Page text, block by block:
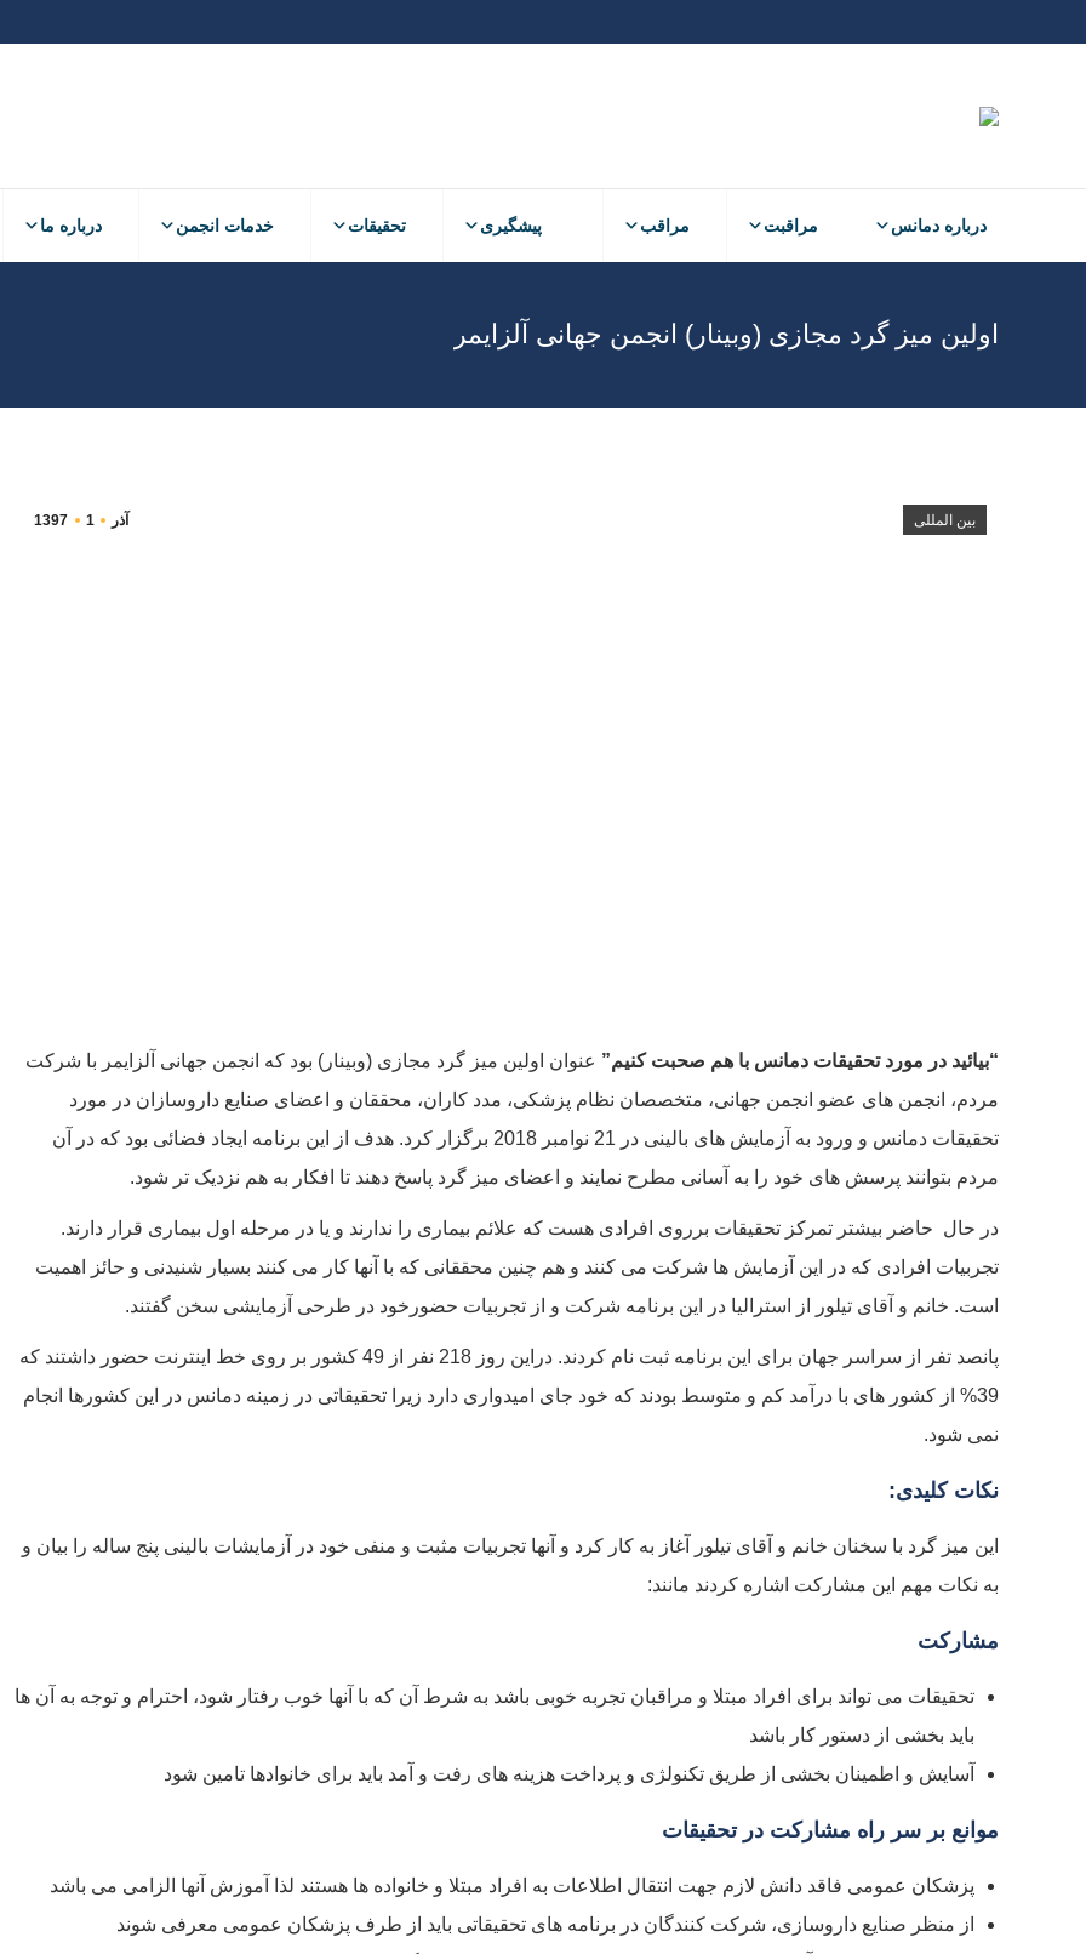
درباره دمانس مراقبت پیشگیری مراقب تحقیقات خدمات انجمن درباره ما
اولین میز گرد مجازی (وبینار) انجمن جهانی آلزایمر
آذر 1
1397 بین المللی
“بیائید در مورد تحقیقات دمانس با هم صحبت کنیم” عنوان اولین میز گرد مجازی (وبینار) بود که انجمن جهانی آلزایمر با شرکت
مردم، انجمن های عضو انجمن جهانی، متخصصان نظام پزشکی، مدد کاران، محققان و اعضای صنایع داروسازان در مورد
تحقیقات دمانس و ورود به آزمایش های بالینی در 21 نوامبر 2018 برگزار کرد. هدف از این برنامه ایجاد فضائی بود که در آن
مردم بتوانند پرسش های خود را به آسانی مطرح نمایند و اعضای میز گرد پاسخ دهند تا افکار به هم نزدیک تر شود.
در حال حاضر بیشتر تمرکز تحقیقات برروی افرادی هست که علائم بیماری را ندارند و یا در مرحله اول بیماری قرار دارند.
تجربیات افرادی که در این آزمایش ها شرکت می کنند و هم چنین محققانی که با آنها کار می کنند بسیار شنیدنی و حائز اهمیت
است. خانم و آقای تیلور از استرالیا در این برنامه شرکت و از تجربیات حضورخود در طرحی آزمایشی سخن گفتند.
پانصد تفر از سراسر جهان برای این برنامه ثبت نام کردند. دراین روز 218 نفر از 49 کشور بر روی خط اینترنت حضور داشتند که
39% از کشور های با درآمد کم و متوسط بودند که خود جای امیدواری دارد زیرا تحقیقاتی در زمینه دمانس در این کشورها انجام
نمی شود.
نکات کلیدی:
این میز گرد با سخنان خانم و آقای تیلور آغاز به کار کرد و آنها تجربیات مثبت و منفی خود در آزمایشات بالینی پنج ساله را بیان و
به نکات مهم این مشارکت اشاره کردند مانند:
مشارکت
تحقیقات می تواند برای افراد مبتلا و مراقبان تجربه خوبی باشد به شرط آن که با آنها خوب رفتار شود، احترام و توجه به آن ها
باید بخشی از دستور کار باشد
آسایش و اطمینان بخشی از طریق تکنولژی و پرداخت هزینه های رفت و آمد باید برای خانوادها تامین شود
موانع بر سر راه مشارکت در تحقیقات
پزشکان عمومی فاقد دانش لازم جهت انتقال اطلاعات به افراد مبتلا و خانواده ها هستند لذا آموزش آنها الزامی می باشد
از منظر صنایع داروسازی، شرکت کنندگان در برنامه های تحقیقاتی باید از طرف پزشکان عمومی معرفی شوند